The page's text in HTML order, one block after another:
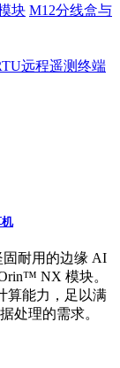
块 M12分线盒与
远程遥测终端
固耐用的边缘 AI
NX 模块。
算能力，足以满
处理的需求。